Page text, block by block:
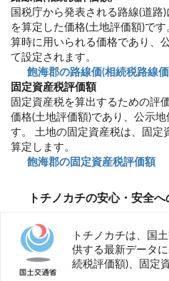
国税庁から発表される路線(道路
を算定した価格(土地評価額)で
算時に用いられる価格であり、
て設定されます。
飽海郡の路線価(相続税路線
固定資産税評価額
固定資産税を算出するための評
価格(土地評価額)であり、公示
す。 土地の固定資産税は、固定
算定します。
飽海郡の固定資産税評価額
トチノカチの安心・安全へ
トチノカチは、国
供する最新データ
続税評価額)、固定